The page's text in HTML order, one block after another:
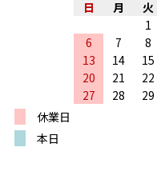
日
月 火
1
6
7 8
13
14 15
20
21 22
27
28 29
休業日
本日